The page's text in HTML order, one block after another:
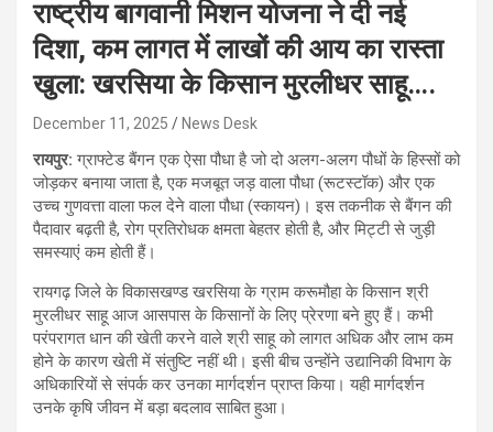
राष्ट्रीय बागवानी मिशन योजना ने दी नई
दिशा, कम लागत में लाखों की आय का रास्ता
खुला: खरसिया के किसान मुरलीधर साहू….
December 11, 2025 News Desk
रायपुर:ग्राफ्टेड बैंगन एक ऐसा पौधा है जो दो अलग-अलग पौधों के हिस्सों को
जोड़कर बनाया जाता है, एक मजबूत जड़ वाला पौधा (रूटस्टॉक) और एक
उच्च गुणवत्ता वाला फल देने वाला पौधा (स्कायन)। इस तकनीक से बैंगन की
पैदावार बढ़ती है, रोग प्रतिरोधक क्षमता बेहतर होती है, और मिट्टी से जुड़ी
समस्याएं कम होती हैं।
रायगढ़ जिले के विकासखण्ड खरसिया के ग्राम करूमौहा के किसान श्री
मुरलीधर साहू आज आसपास के किसानों के लिए प्रेरणा बने हुए हैं। कभी
परंपरागत धान की खेती करने वाले श्री साहू को लागत अधिक और लाभ कम
होने के कारण खेती में संतुष्टि नहीं थी। इसी बीच उन्होंने उद्यानिकी विभाग के
अधिकारियों से संपर्क कर उनका मार्गदर्शन प्राप्त किया। यही मार्गदर्शन
उनके कृषि जीवन में बड़ा बदलाव साबित हुआ।